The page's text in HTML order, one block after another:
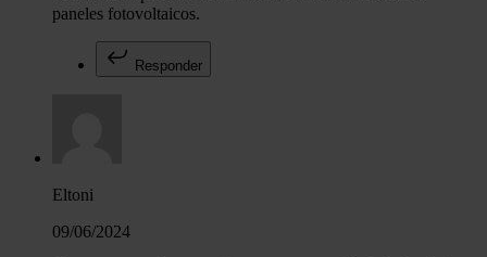
paneles fotovoltaicos.
Responder
Eltoni
09/06/2024